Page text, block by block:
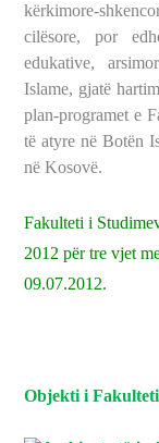
kërkimore-
cilësore, por
edukative,
Islame, gjatë
plan-programet e
të atyre në Botën
në Kosovë.
Fakulteti i
2012 për tre vjet
09.07.2012.
Objekti i